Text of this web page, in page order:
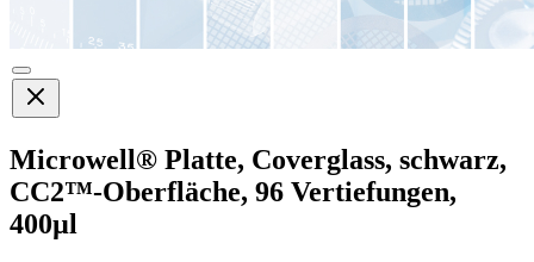
Microwell® Platte, Coverglass, schwarz,
CC2™-Oberfläche, 96 Vertiefungen,
400µl